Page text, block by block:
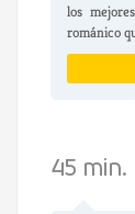
los
románico
45 min.